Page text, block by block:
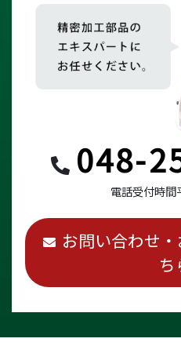
048-
電話受付時間
お問い合わせ
ち